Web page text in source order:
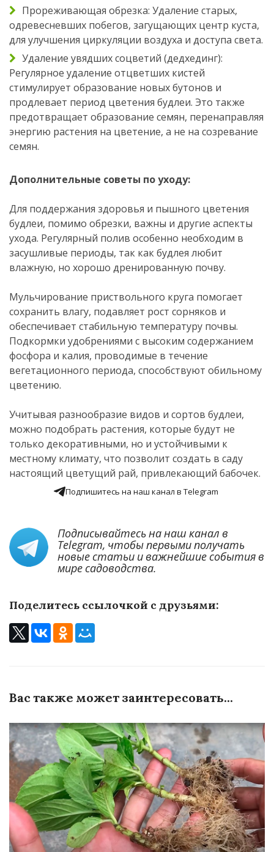
Прореживающая обрезка: Удаление старых,
одревесневших побегов, загущающих центр куста,
для улучшения циркуляции воздуха и доступа света.
Удаление увядших соцветий (дедхединг):
Регулярное удаление отцветших кистей
стимулирует образование новых бутонов и
продлевает период цветения будлеи. Это также
предотвращает образование семян, перенаправляя
энергию растения на цветение, а не на созревание
семян.
Дополнительные советы по уходу:
Для поддержания здоровья и пышного цветения
будлеи, помимо обрезки, важны и другие аспекты
ухода. Регулярный полив особенно необходим в
засушливые периоды, так как будлея любит
влажную, но хорошо дренированную почву.
Мульчирование приствольного круга помогает
сохранить влагу, подавляет рост сорняков и
обеспечивает стабильную температуру почвы.
Подкормки удобрениями с высоким содержанием
фосфора и калия, проводимые в течение
вегетационного периода, способствуют обильному
цветению.
Учитывая разнообразие видов и сортов будлеи,
можно подобрать растения, которые будут не
только декоративными, но и устойчивыми к
местному климату, что позволит создать в саду
настоящий цветущий рай, привлекающий бабочек.
Подпишитесь на наш канал в Telegram
Подписывайтесь на наш канал в
Telegram, чтобы первыми получать
новые статьи и важнейшие события в
мире садоводства.
Поделитесь ссылочкой с друзьями:
Вас также может заинтересовать...